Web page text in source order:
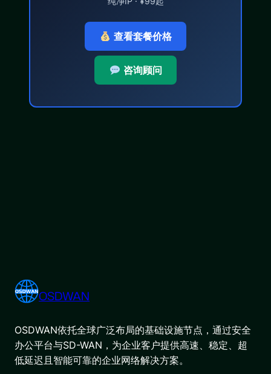
查看套餐价格
咨询顾问
OSDWAN
OSDWAN依托全球广泛布局的基础设施节点，通过安全
办公平台与SD-WAN，为企业客户提供高速、稳定、超
低延迟且智能可靠的企业网络解决方案。